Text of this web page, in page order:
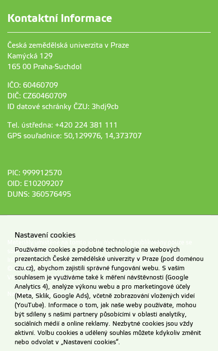
Kontaktní informace
Česká zemědělská univerzita v Praze
Kamýcká 129
165 00 Praha-Suchdol
IČO: 60460709
DIČ: CZ60460709
ID datové schránky ČZU: 3hdj9cb
Tel. ústředna: +420 224 381 111
GPS souřadnice: 50,129976, 14,373707
PIC: 999912570
OID: E10209207
DUNS: 360576495
souhlasem ČZU.
Informace o zpracování a ochraně osobních údajů na ČZU v Praze.
© 2026 Česká zemědělská univerzita v Praze
Všechna práva vyhrazena
Nastavení cookies
Nastavení cookies
Používáme cookies a podobné technologie na webových
prezentacích České zemědělské univerzity v Praze (pod doménou
czu.cz), abychom zajistili správné fungování webu. S vaším
souhlasem je využíváme také k měření návštěvnosti (Google
Analytics 4), analýze výkonu webu a pro marketingové účely
(Meta, Sklik, Google Ads), včetně zobrazování vložených videí
(YouTube). Informace o tom, jak naše weby používáte, mohou
být sdíleny s našimi partnery působícími v oblasti analytiky,
sociálních médií a online reklamy. Nezbytné cookies jsou vždy
aktivní. Volbu cookies a udělený souhlas můžete kdykoliv změnit
nebo odvolat v „Nastavení cookies“.